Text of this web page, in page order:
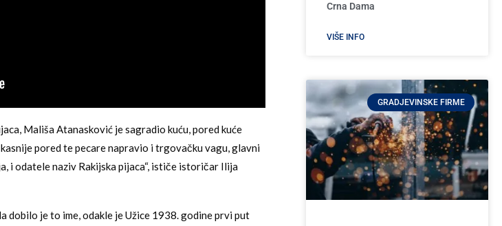
Mališa Atanasković je sagradio kuću, pored kuće
pored te pecare napravio i trgovačku vagu, glavni
i odatele naziv Rakijska pijaca“, ističe istoričar Ilija
dobilo je to ime, odakle je Užice 1938. godine prvi put
Crna Dama
VIŠE INFO
GRADJEVINSKE FIRME